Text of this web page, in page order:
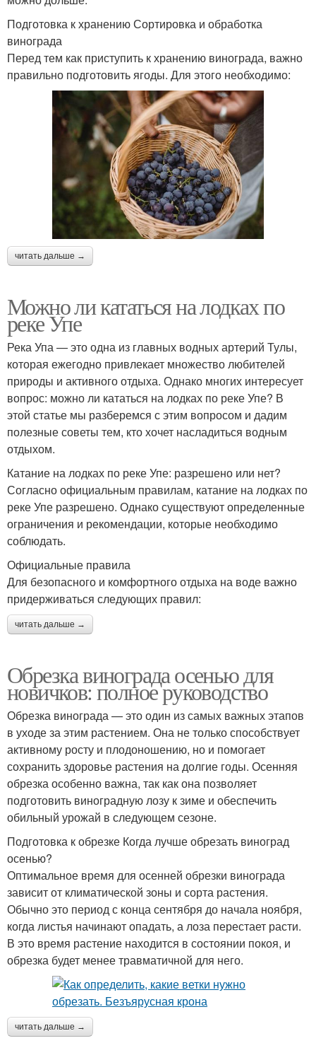
Подготовка к хранению Сортировка и обработка
винограда
Перед тем как приступить к хранению винограда, важно
правильно подготовить ягоды. Для этого необходимо:
читать дальше →
Можно ли кататься на лодках по
реке Упе
Река Упа — это одна из главных водных артерий Тулы,
которая ежегодно привлекает множество любителей
природы и активного отдыха. Однако многих интересует
вопрос: можно ли кататься на лодках по реке Упе? В
этой статье мы разберемся с этим вопросом и дадим
полезные советы тем, кто хочет насладиться водным
отдыхом.
Катание на лодках по реке Упе: разрешено или нет?
Согласно официальным правилам, катание на лодках по
реке Упе разрешено. Однако существуют определенные
ограничения и рекомендации, которые необходимо
соблюдать.
Официальные правила
Для безопасного и комфортного отдыха на воде важно
придерживаться следующих правил:
читать дальше →
Обрезка винограда осенью для
новичков: полное руководство
Обрезка винограда — это один из самых важных этапов
в уходе за этим растением. Она не только способствует
активному росту и плодоношению, но и помогает
сохранить здоровье растения на долгие годы. Осенняя
обрезка особенно важна, так как она позволяет
подготовить виноградную лозу к зиме и обеспечить
обильный урожай в следующем сезоне.
Подготовка к обрезке Когда лучше обрезать виноград
осенью?
Оптимальное время для осенней обрезки винограда
зависит от климатической зоны и сорта растения.
Обычно это период с конца сентября до начала ноября,
когда листья начинают опадать, а лоза перестает расти.
В это время растение находится в состоянии покоя, и
обрезка будет менее травматичной для него.
читать дальше →